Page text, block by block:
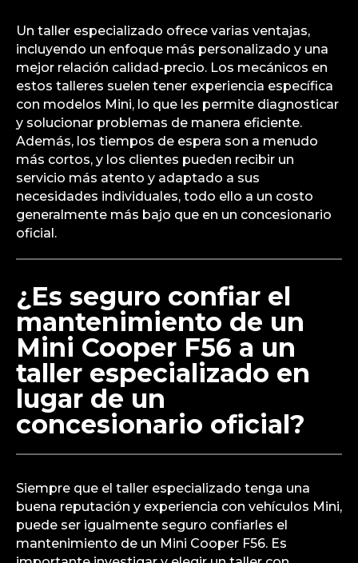
Un taller especializado ofrece varias ventajas,
incluyendo un enfoque más personalizado y una
mejor relación calidad-precio. Los mecánicos en
estos talleres suelen tener experiencia específica
con modelos Mini, lo que les permite diagnosticar
y solucionar problemas de manera eficiente.
Además, los tiempos de espera son a menudo
más cortos, y los clientes pueden recibir un
servicio más atento y adaptado a sus
necesidades individuales, todo ello a un costo
generalmente más bajo que en un concesionario
oficial.
¿Es seguro confiar el
mantenimiento de un
Mini Cooper F56 a un
taller especializado en
lugar de un
concesionario oficial?
Siempre que el taller especializado tenga una
buena reputación y experiencia con vehículos Mini,
puede ser igualmente seguro confiarles el
mantenimiento de un Mini Cooper F56. Es